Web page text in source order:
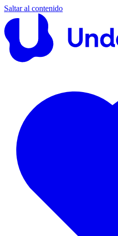
Saltar al contenido